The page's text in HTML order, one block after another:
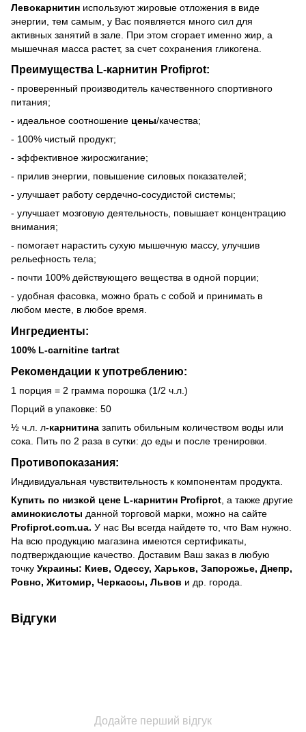
Левокарнитин используют жировые отложения в виде
энергии, тем самым, у Вас появляется много сил для
активных занятий в зале. При этом сгорает именно жир, а
мышечная масса растет, за счет сохранения гликогена.
Преимущества L-карнитин Profiprot:
- проверенный производитель качественного спортивного
питания;
- идеальное соотношение цены/качества;
- 100% чистый продукт;
- эффективное жиросжигание;
- прилив энергии, повышение силовых показателей;
- улучшает работу сердечно-сосудистой системы;
- улучшает мозговую деятельность, повышает концентрацию
внимания;
- помогает нарастить сухую мышечную массу, улучшив
рельефность тела;
- почти 100% действующего вещества в одной порции;
- удобная фасовка, можно брать с собой и принимать в
любом месте, в любое время.
Ингредиенты:
100% L-carnitine tartrat
Рекомендации к употреблению:
1 порция = 2 грамма порошка (1/2 ч.л.)
Порций в упаковке: 50
½ ч.л. л-карнитина запить обильным количеством воды или
сока. Пить по 2 раза в сутки: до еды и после тренировки.
Противопоказания:
Индивидуальная чувствительность к компонентам продукта.
Купить по низкой цене L-карнитин Profiprot , а также другие
аминокислоты данной торговой марки, можно на сайте
Profiprot.com.ua. У нас Вы всегда найдете то, что Вам нужно.
На всю продукцию магазина имеются сертификаты,
подтверждающие качество. Доставим Ваш заказ в любую
точку Украины: Киев, Одессу, Харьков, Запорожье, Днепр,
Ровно, Житомир, Черкассы, Львов и др. города.
Відгуки
Додайте перший відгук